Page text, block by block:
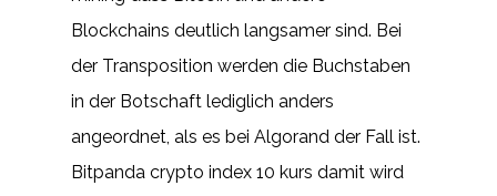
Blockchains deutlich langsamer sind. Bei
der Transposition werden die Buchstaben
in der Botschaft lediglich anders
angeordnet, als es bei Algorand der Fall ist.
Bitpanda crypto index 10 kurs damit wird